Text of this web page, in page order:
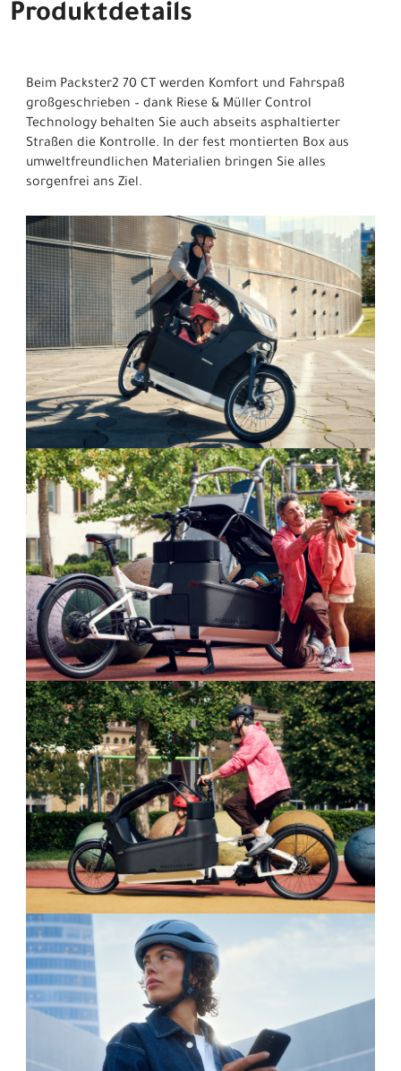
Produktdetails
Beim Packster2 70 CT werden Komfort und Fahrspaß
großgeschrieben – dank Riese & Müller Control
Technology behalten Sie auch abseits asphaltierter
Straßen die Kontrolle. In der fest montierten Box aus
umweltfreundlichen Materialien bringen Sie alles
sorgenfrei ans Ziel.